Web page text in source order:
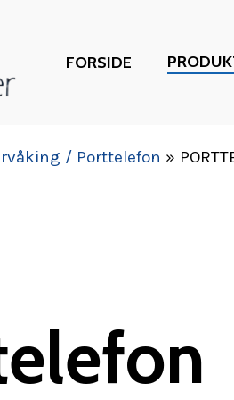
FORSIDE
/ Porttelefon »